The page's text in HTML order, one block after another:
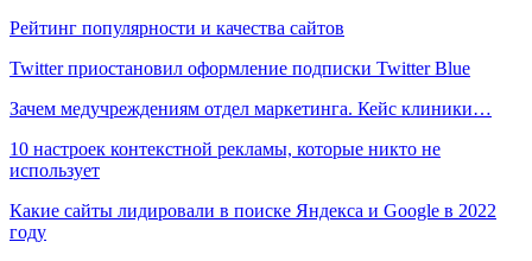
Рейтинг популярности и качества сайтов
Twitter приостановил оформление подписки Twitter Blue
Зачем медучреждениям отдел маркетинга. Кейс клиники…
10 настроек контекстной рекламы, которые никто не
использует
Какие сайты лидировали в поиске Яндекса и Google в 2022
году